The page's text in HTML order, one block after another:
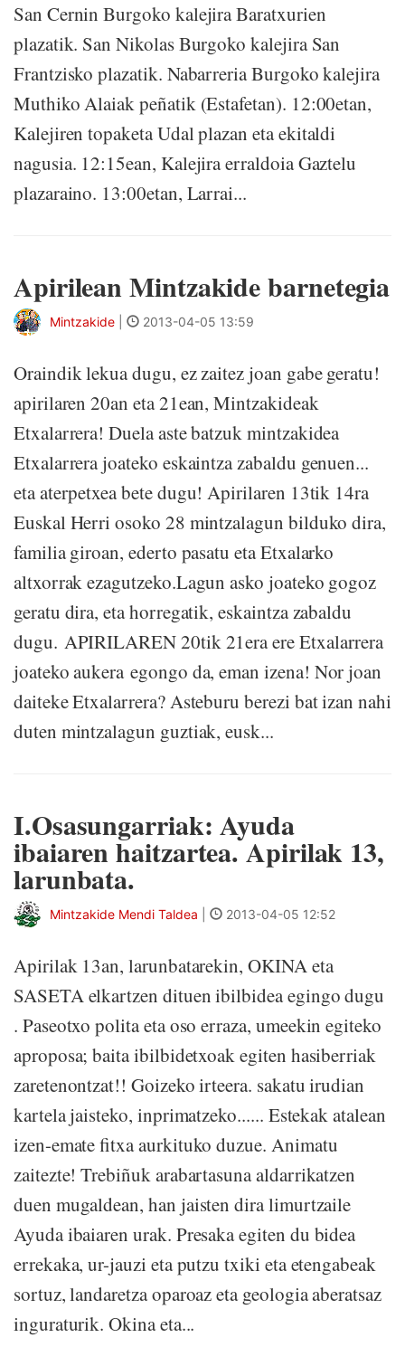
San Cernin Burgoko kalejira Baratxurien
plazatik. San Nikolas Burgoko kalejira San
Frantzisko plazatik. Nabarreria Burgoko kalejira
Muthiko Alaiak peñatik (Estafetan). 12:00etan,
Kalejiren topaketa Udal plazan eta ekitaldi
nagusia. 12:15ean, Kalejira erraldoia Gaztelu
plazaraino. 13:00etan, Larrai...
Apirilean Mintzakide barnetegia
Mintzakide 2013-04-05 13:59
Oraindik lekua dugu, ez zaitez joan gabe geratu!
apirilaren 20an eta 21ean, Mintzakideak
Etxalarrera! Duela aste batzuk mintzakidea
Etxalarrera joateko eskaintza zabaldu genuen...
eta aterpetxea bete dugu! Apirilaren 13tik 14ra
Euskal Herri osoko 28 mintzalagun bilduko dira,
familia giroan, ederto pasatu eta Etxalarko
altxorrak ezagutzeko.Lagun asko joateko gogoz
geratu dira, eta horregatik, eskaintza zabaldu
dugu. APIRILAREN 20tik 21era ere Etxalarrera
joateko aukera egongo da, eman izena! Nor joan
daiteke Etxalarrera? Asteburu berezi bat izan nahi
duten mintzalagun guztiak, eusk...
I.Osasungarriak: Ayuda
ibaiaren haitzartea. Apirilak 13,
larunbata.
Mintzakide Mendi Taldea 2013-04-05 12:52
Apirilak 13an, larunbatarekin, OKINA eta
SASETA elkartzen dituen ibilbidea egingo dugu
. Paseotxo polita eta oso erraza, umeekin egiteko
aproposa; baita ibilbidetxoak egiten hasiberriak
zaretenontzat!! Goizeko irteera. sakatu irudian
kartela jaisteko, inprimatzeko...... Estekak atalean
izen-emate fitxa aurkituko duzue. Animatu
zaitezte! Trebiñuk arabartasuna aldarrikatzen
duen mugaldean, han jaisten dira limurtzaile
Ayuda ibaiaren urak. Presaka egiten du bidea
errekaka, ur-jauzi eta putzu txiki eta etengabeak
sortuz, landaretza oparoaz eta geologia aberatsaz
inguraturik. Okina eta...